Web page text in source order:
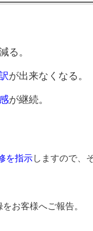
る。
が出来なくなる。
が継続。
を指示しますので、
お客様へご報告。